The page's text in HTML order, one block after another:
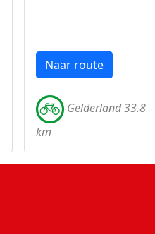
Naar route
Gelderland 33.8
km